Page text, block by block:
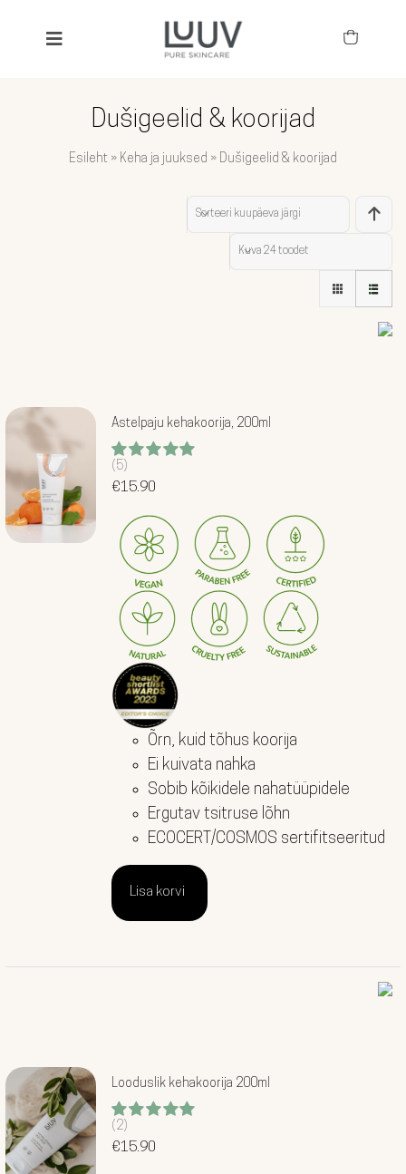
Toggle
KOMBOD
AKSESSUAARID
KINGITUSED
TEHASEMÜÜK
MINU KONTO
Dušigeelid & koorijad
Esileht » Keha ja juuksed » Dušigeelid & koorijad
Sorteeri kuupäeva järgi
Kuva24 toodet
Astelpaju kehakoorija, 200ml
Hinnanguga
5.00/ 5
€15.90
(5)
Õrn, kuid tõhus koorija
Ei kuivata nahka
Sobib kõikidele nahatüüpidele
Ergutav tsitruse lõhn
ECOCERT/COSMOS sertifitseeritud
Lisa korvi
Looduslik kehakoorija 200ml
Hinnanguga
5.00/ 5
€15.90
(2)